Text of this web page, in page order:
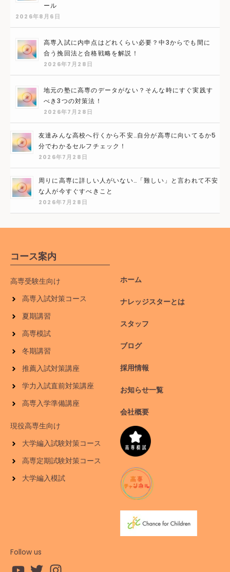
ール
2026年8月6日
高専入試に内申点はどれくらい必要？中3からでも間に
合う挽回法と合格戦略を解説！
2026年7月28日
地元の塾に高専のデータがない？そんな時にすぐ実践す
べき3つの対策法！
2026年7月28日
友達みんな高校へ行くから不安…自分が高専に向いてるか5
分でわかるセルフチェック！
2026年7月28日
周りに高専に詳しい人がいない…「難しい」と言われて不安
な人が今すぐすべきこと
2026年7月28日
コース案内
高専受験生向け
高専入試対策コース
夏期講習
高専模試
冬期講習
推薦入試対策講座
学力入試直前対策講座
高専入学準備講座
現役高専生向け
大学編入試験対策コース
高専定期試験対策コース
大学編入模試
ホーム
ナレッジスターとは
スタッフ
ブログ
採用情報
お知らせ一覧
会社概要
Follow us